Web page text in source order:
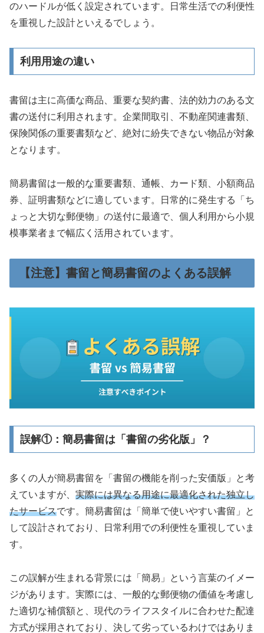
のハードルが低く設定されています。日常生活での利便性
を重視した設計といえるでしょう。
利用用途の違い
書留は主に高価な商品、重要な契約書、法的効力のある文
書の送付に利用されます。企業間取引、不動産関連書類、
保険関係の重要書類など、絶対に紛失できない物品が対象
となります。
簡易書留は一般的な重要書類、通帳、カード類、小額商品
券、証明書類などに適しています。日常的に発生する「ち
ょっと大切な郵便物」の送付に最適で、個人利用から小規
模事業者まで幅広く活用されています。
【注意】書留と簡易書留のよくある誤解
誤解①：簡易書留は「書留の劣化版」？
多くの人が簡易書留を「書留の機能を削った安価版」と考
えていますが、 実際には異なる用途に最適化された独立し
たサービスです。簡易書留は「簡単で使いやすい書留」と
して設計されており、日常利用での利便性を重視していま
す。
この誤解が生まれる背景には「簡易」という言葉のイメー
ジがあります。実際には、一般的な郵便物の価値を考慮し
た適切な補償額と、現代のライフスタイルに合わせた配達
方式が採用されており、決して劣っているわけではありま